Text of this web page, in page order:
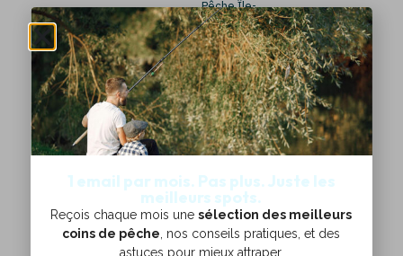
Pêche Île-
de-France
Pêche
Normandie
Pêche
Nouvelle-
Aquitaine
Pêche
Pêche Pays
de la Loire
Pêche
1 email par mois. Pas plus. Juste les
meilleurs spots.
Reçois chaque mois unesélection des meilleurs
coins de pêche , nos conseils pratiques, et des
astuces pour mieux attraper.